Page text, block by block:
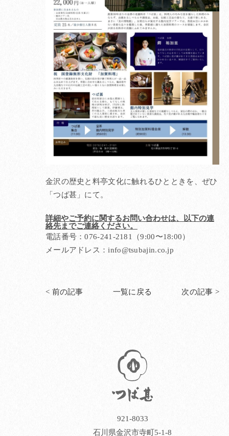
金沢の歴史と料亭文化に触れるひとときを、ぜひ
「つば甚」にて。
詳細やご予約に関するお問い合わせは、以下の連
絡先までご連絡ください。
電話番号：076-241-2181（9:00〜18:00）
メールアドレス：info@tsubajin.co.jp
< 前の記事 一覧に戻る 次の記事 >
921-8033
石川県金沢市寺町5-1-8